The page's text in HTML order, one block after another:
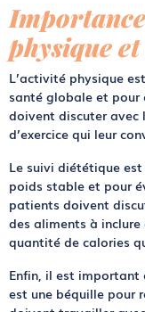
physique
L’activité physique
santé globale et pour
doivent discuter avec
d’exercice qui leur
Le suivi diététique
poids stable et pour
patients doivent
des aliments à
quantité de calories
Enfin, il est important
est une béquille pour